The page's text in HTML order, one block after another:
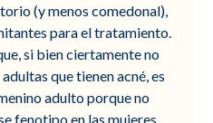
(y menos comedonal),
para el tratamiento.
si bien ciertamente no
que tienen acné, es
adulto porque no
fenotipo en las mujeres